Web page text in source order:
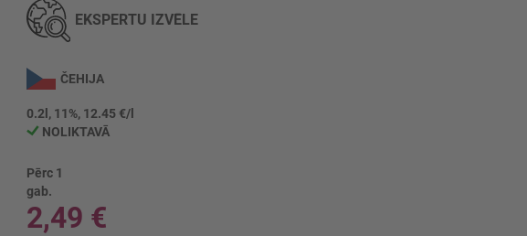
EKSPERTU IZVĒLE
ČEHIJA
0.2l, 11%, 12.45 €/l
NOLIKTAVĀ
Pērc 1
gab.
2,49 €